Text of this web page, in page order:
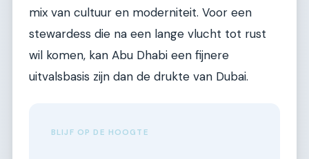
mix van cultuur en moderniteit. Voor een
stewardess die na een lange vlucht tot rust
wil komen, kan Abu Dhabi een fijnere
uitvalsbasis zijn dan de drukte van Dubai.
BLIJF OP DE HOOGTE